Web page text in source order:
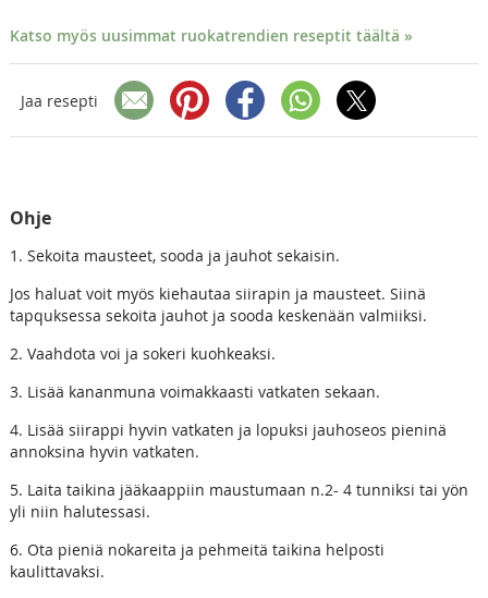
Katso myös uusimmat ruokatrendien reseptit täältä »
Jaa resepti
Ohje
1. Sekoita mausteet, sooda ja jauhot sekaisin.
Jos haluat voit myös kiehautaa siirapin ja mausteet. Siinä
tapquksessa sekoita jauhot ja sooda keskenään valmiiksi.
2. Vaahdota voi ja sokeri kuohkeaksi.
3. Lisää kananmuna voimakkaasti vatkaten sekaan.
4. Lisää siirappi hyvin vatkaten ja lopuksi jauhoseos pieninä
annoksina hyvin vatkaten.
5. Laita taikina jääkaappiin maustumaan n.2- 4 tunniksi tai yön
yli niin halutessasi.
6. Ota pieniä nokareita ja pehmeitä taikina helposti
kaulittavaksi.